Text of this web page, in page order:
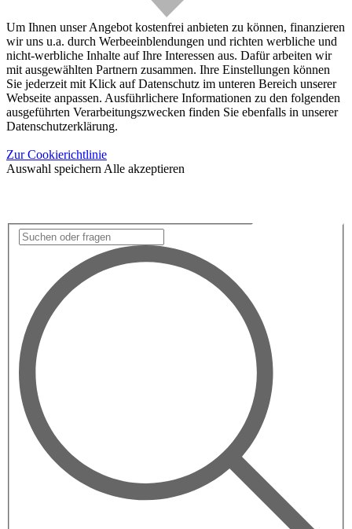
Um Ihnen unser Angebot kostenfrei anbieten zu können, finanzieren
wir uns u.a. durch Werbeeinblendungen und richten werbliche und
nicht-werbliche Inhalte auf Ihre Interessen aus. Dafür arbeiten wir
mit ausgewählten Partnern zusammen. Ihre Einstellungen können
Sie jederzeit mit Klick auf Datenschutz im unteren Bereich unserer
Webseite anpassen. Ausführlichere Informationen zu den folgenden
ausgeführten Verarbeitungszwecken finden Sie ebenfalls in unserer
Datenschutzerklärung.
Zur Cookierichtlinie
Auswahl speichern Alle akzeptieren